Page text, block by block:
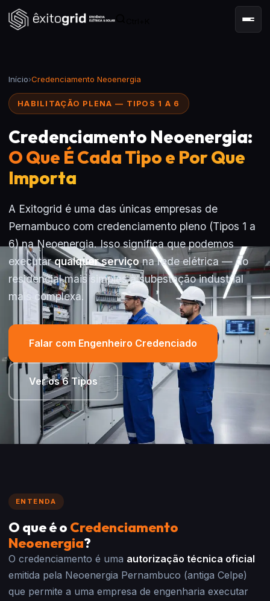
Início›Credenciamento Neoenergia
HABILITAÇÃO PLENA — TIPOS 1 A 6
Credenciamento Neoenergia:
O Que É Cada Tipo e Por Que
Importa
A Exitogrid é uma das únicas empresas de
Pernambuco com credenciamento pleno (Tipos 1 a
6) na Neoenergia. Isso significa que podemos
executarqualquer serviçona rede elétrica — do
residencial mais simples à subestação industrial
mais complexa.
Falar com Engenheiro Credenciado
Ver os 6 Tipos
ENTENDA
O que é o Credenciamento
Neoenergia?
O credenciamento é uma autorização técnica oficial
emitida pela Neoenergia Pernambuco (antiga Celpe)
que permite a uma empresa de engenharia executar